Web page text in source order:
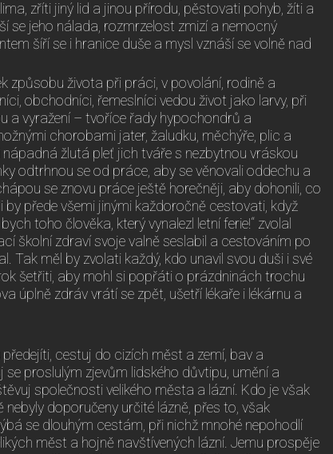
zříti jiný lid a jinou přírodu, pěstovati pohyb, žíti a
se jeho nálada, rozmrzelost zmizí a nemocný
šíří se i hranice duše a mysl vznáší se volně nad
způsobu života při práci, v povolání, rodině a
obchodníci, řemeslníci vedou život jako larvy, při
a vyražení – tvoříce řady hypochondrů a
chorobami jater, žaludku, měchýře, plic a
žlutá pleť jich tváře s nezbytnou vráskou
odtrhnou se od práce, aby se věnovali oddechu a
se znovu práce ještě horečněji, aby dohonili, co
přede všemi jinými každoročně cestovati, když
toho člověka, který vynalezl letní ferie!“ zvolal
školní zdraví svoje valně seslabil a cestováním po
Tak měl by zvolati každý, kdo unavil svou duši i své
šetřiti, aby mohl si popřáti o prázdninách trochu
úplně zdráv vrátí se zpět, ušetří lékaře i lékárnu a
cestuj do cizích měst a zemí, bav a
proslulým zjevům lidského důvtipu, umění a
společnosti velikého města a lázní. Kdo je však
doporučeny určité lázně, přes to, však
se dlouhým cestám, při nichž mnohé nepohodlí
měst a hojně navštívených lázní. Jemu prospěje